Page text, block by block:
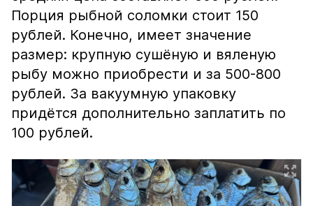
Порция рыбной соломки стоит 150
рублей. Конечно, имеет значение
размер: крупную сушёную и вяленую
рыбу можно приобрести и за 500-800
рублей. За вакуумную упаковку
придётся дополнительно заплатить по
100 рублей.